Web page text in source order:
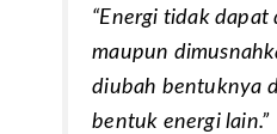
“Energi tidak dapat
maupun
diubah bentuknya
bentuk energi lain.”